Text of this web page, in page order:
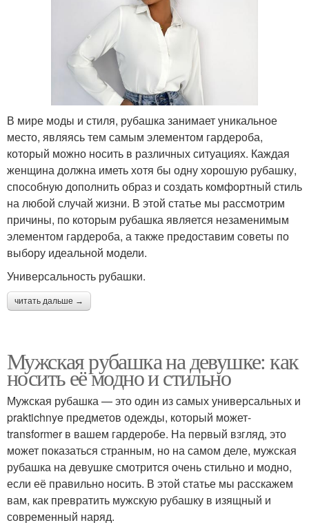
В мире моды и стиля, рубашка занимает уникальное
место, являясь тем самым элементом гардероба,
который можно носить в различных ситуациях. Каждая
женщина должна иметь хотя бы одну хорошую рубашку,
способную дополнить образ и создать комфортный стиль
на любой случай жизни. В этой статье мы рассмотрим
причины, по которым рубашка является незаменимым
элементом гардероба, а также предоставим советы по
выбору идеальной модели.
Универсальность рубашки.
читать дальше →
Мужская рубашка на девушке: как
носить её модно и стильно
Мужская рубашка — это один из самых универсальных и
praktichnye предметов одежды, который может-
transformer в вашем гардеробе. На первый взгляд, это
может показаться странным, но на самом деле, мужская
рубашка на девушке смотрится очень стильно и модно,
если её правильно носить. В этой статье мы расскажем
вам, как превратить мужскую рубашку в изящный и
современный наряд.